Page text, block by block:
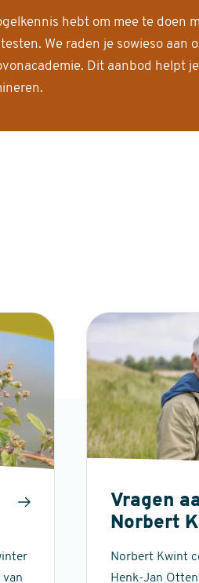
hebt om mee te doen
We raden je sowieso aan
Dit aanbod helpt
van
Vragen
Norbert
Norbert Kwint
Henk-Jan